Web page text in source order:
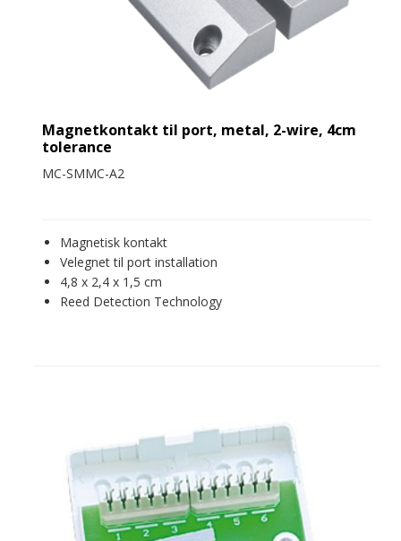
Magnetkontakt til port, metal, 2-wire, 4cm
tolerance
MC-SMMC-A2
Magnetisk kontakt
Velegnet til port installation
4,8 x 2,4 x 1,5 cm
Reed Detection Technology